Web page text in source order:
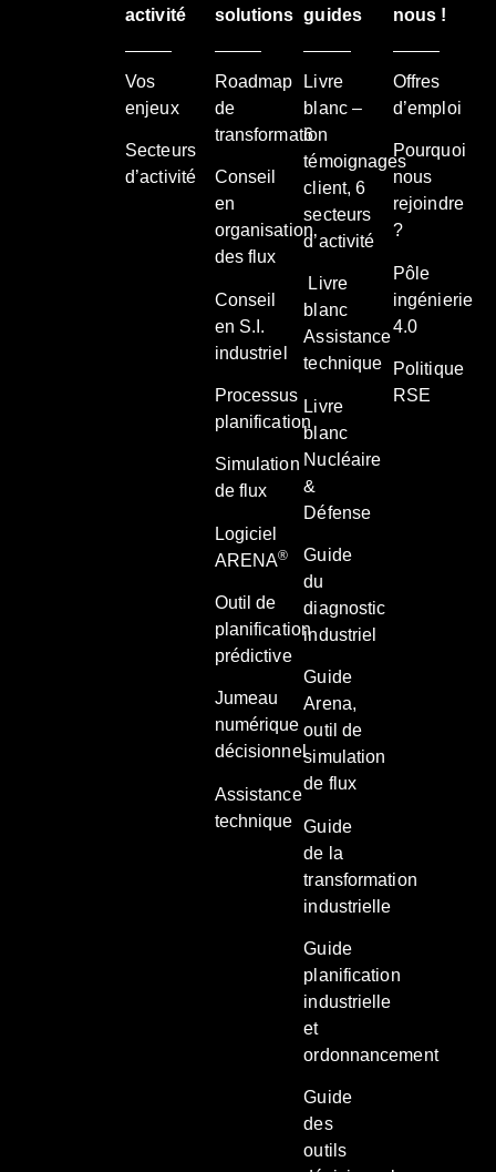
activité
Vos
enjeux
Secteurs
d’activité
solutions
Roadmap
de
transformation
Conseil
en
organisation
des flux
Conseil
en S.I.
industriel
Processus
planification
Simulation
de flux
Logiciel
ARENA®
Outil de
planification
prédictive
Jumeau
numérique
décisionnel
Assistance
technique
guides
Livre
blanc –
6
témoignages
client, 6
secteurs
d’activité
Livre
blanc
Assistance
technique
Livre
blanc
Nucléaire
&
Défense
Guide
du
diagnostic
industriel
Guide
Arena,
outil de
simulation
de flux
Guide
de la
transformation
industrielle
Guide
planification
industrielle
et
ordonnancement
Guide
des
outils
nous !
Offres
d’emploi
Pourquoi
nous
rejoindre
?
Pôle
ingénierie
4.0
Politique
RSE